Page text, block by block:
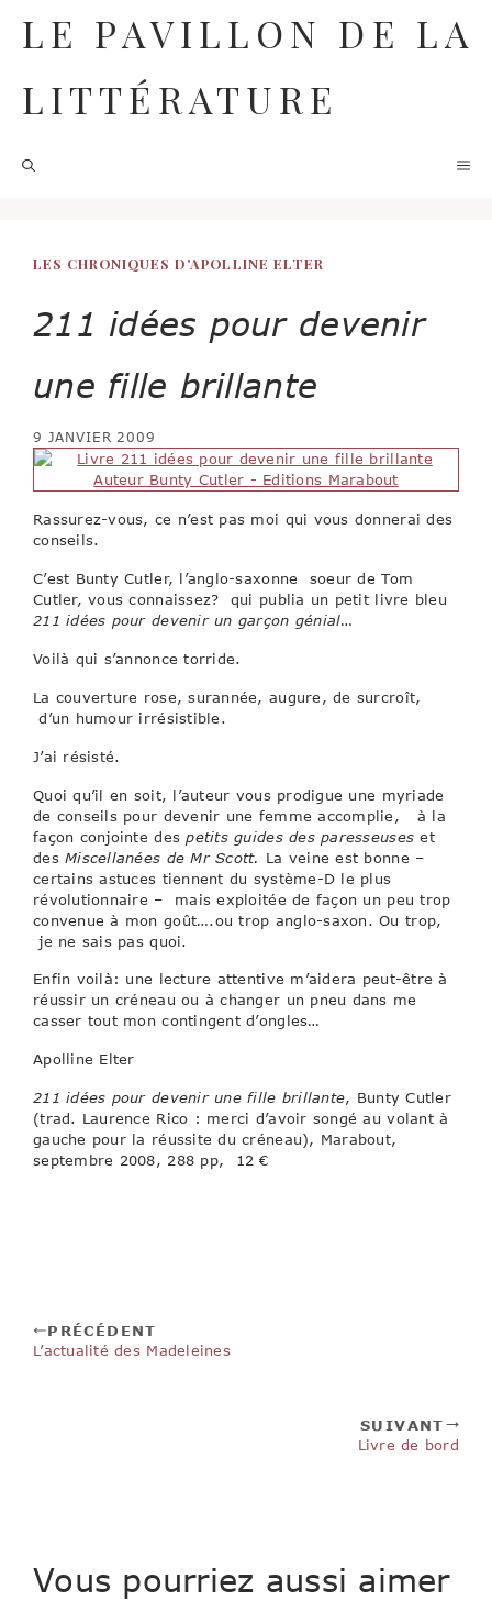
contenu
LE PAVILLON DE LA
LITTÉRATURE
LES CHRONIQUES D'APOLLINE ELTER
211 idées pour devenir
une fille brillante
9 JANVIER 2009
Rassurez-vous, ce n’est pas moi qui vous donnerai des
conseils.
C’est Bunty Cutler, l’anglo-saxonne soeur de Tom
Cutler, vous connaissez? qui publia un petit livre bleu
211 idées pour devenir un garçon génial…
Voilà qui s’annonce torride.
La couverture rose, surannée, augure, de surcroît,
d’un humour irrésistible.
J’ai résisté.
Quoi qu’il en soit, l’auteur vous prodigue une myriade
de conseils pour devenir une femme accomplie, à la
façon conjointe despetits guides des paresseuses et
desMiscellanées de Mr Scott. La veine est bonne –
certains astuces tiennent du système-D le plus
révolutionnaire – mais exploitée de façon un peu trop
convenue à mon goût….ou trop anglo-saxon. Ou trop,
je ne sais pas quoi.
Enfin voilà: une lecture attentive m’aidera peut-être à
réussir un créneau ou à changer un pneu dans me
casser tout mon contingent d’ongles…
Apolline Elter
211 idées pour devenir une fille brillante, Bunty Cutler
(trad. Laurence Rico : merci d’avoir songé au volant à
gauche pour la réussite du créneau), Marabout,
septembre 2008, 288 pp, 12 €
PRÉCÉDENT
L’actualité des Madeleines
SUIVANT
Livre de bord
Vous pourriez aussi aimer